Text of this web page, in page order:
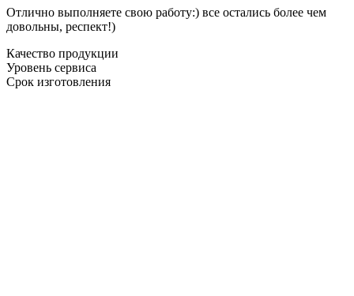
Отлично выполняете свою работу:) все остались более чем
довольны, респект!)
Качество продукции
Уровень сервиса
Срок изготовления